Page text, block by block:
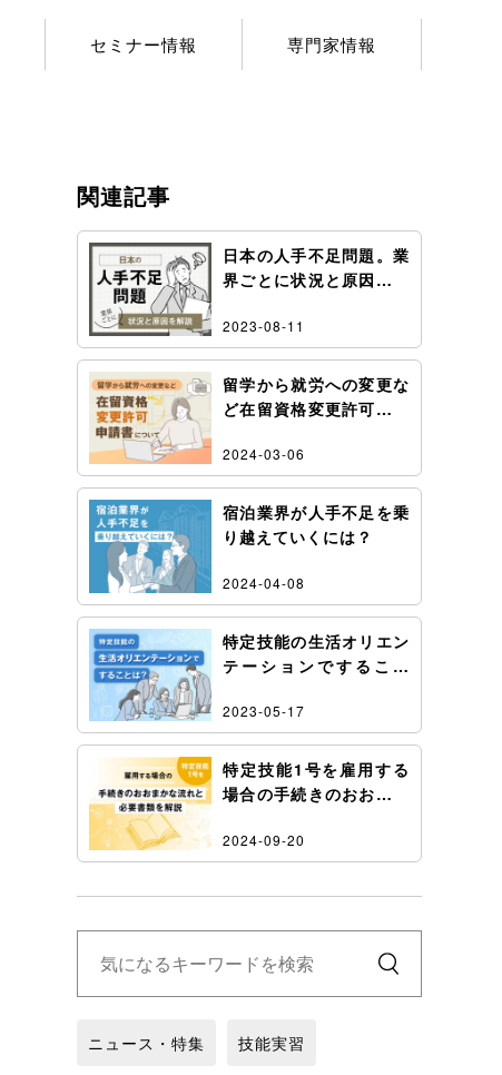
セミナー情報 専門家情報
関連記事
日本の人手不足問題。業
界ごとに状況と原因を解
2023-08-11
留学から就労への変更な
ど在留資格変更許可申請
2024-03-06
宿泊業界が人手不足を乗
り越えていくには？
2024-04-08
特定技能の生活オリエン
テーションですること
2023-05-17
特定技能1号を雇用する
場合の手続きのおおまか
2024-09-20
ニュース・特集 技能実習